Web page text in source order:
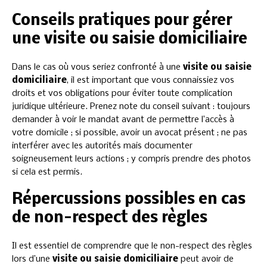
Conseils pratiques pour gérer
une visite ou saisie domiciliaire
Dans le cas où vous seriez confronté à une visite ou saisie
domiciliaire, il est important que vous connaissiez vos
droits et vos obligations pour éviter toute complication
juridique ultérieure. Prenez note du conseil suivant : toujours
demander à voir le mandat avant de permettre l’accès à
votre domicile ; si possible, avoir un avocat présent ; ne pas
interférer avec les autorités mais documenter
soigneusement leurs actions ; y compris prendre des photos
si cela est permis.
Répercussions possibles en cas
de non-respect des règles
Il est essentiel de comprendre que le non-respect des règles
lors d’une visite ou saisie domiciliaire peut avoir de